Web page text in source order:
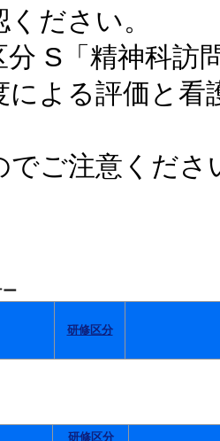
ださい。
分 S「精神科
による評価と看
ご注意くださ
ー
研修区分
研修区分